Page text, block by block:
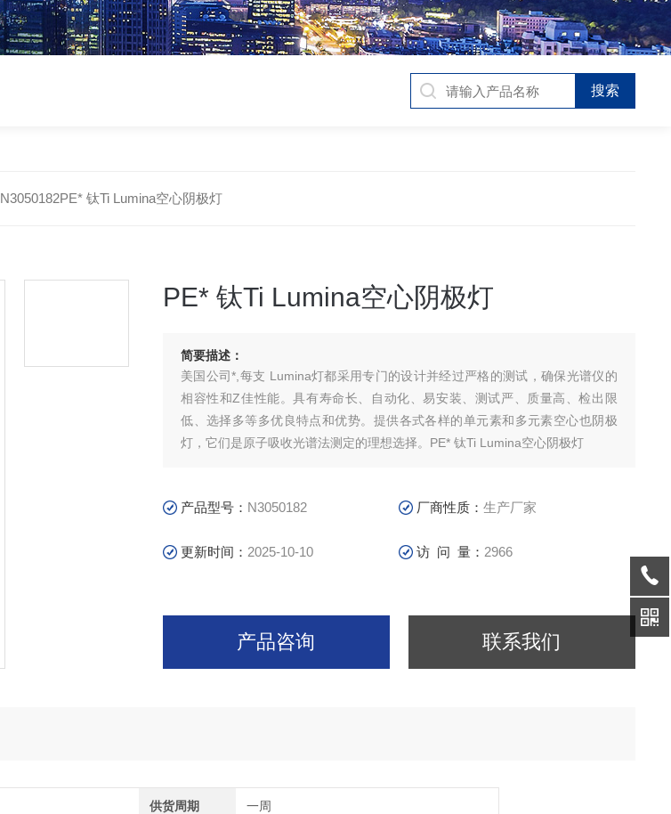
N3050182PE* 钛Ti Lumina空心阴极灯
PE* 钛Ti Lumina空心阴极灯
简要描述：
美国公司*,每支 Lumina灯都采用专门的设计并经过严格的测试，确保光谱仪的
相容性和Z佳性能。具有寿命长、自动化、易安装、测试严、质量高、检出限
低、选择多等多优良特点和优势。提供各式各样的单元素和多元素空心也阴极
灯，它们是原子吸收光谱法测定的理想选择。PE* 钛Ti Lumina空心阴极灯
产品型号： N3050182 厂商性质：生产厂家
更新时间： 2025-10-10 访 问 量： 2966
产品咨询 联系我们
供货周期 一周